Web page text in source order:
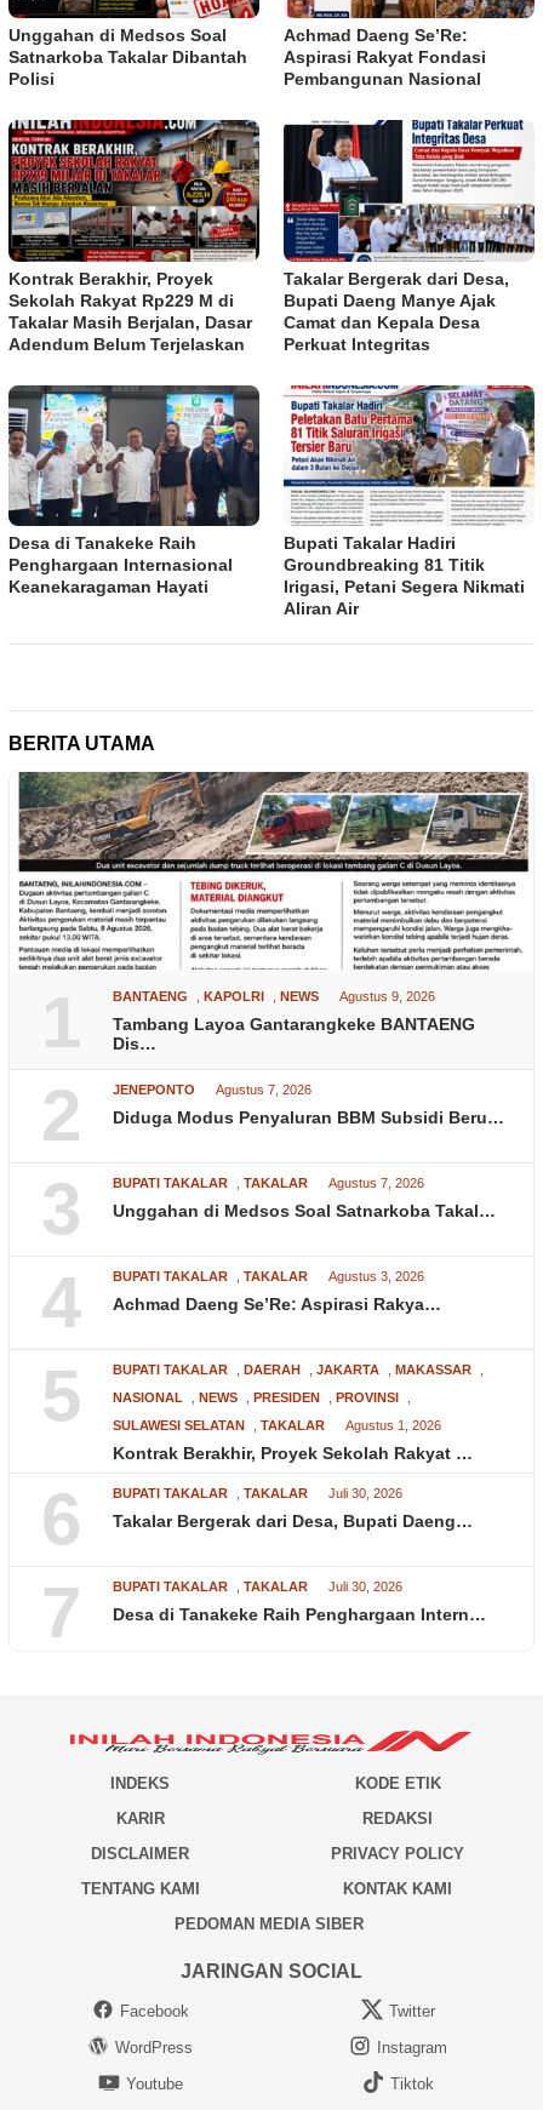
Unggahan di Medsos Soal
Satnarkoba Takalar Dibantah
Polisi
Achmad Daeng Se’Re:
Aspirasi Rakyat Fondasi
Pembangunan Nasional
Kontrak Berakhir, Proyek
Sekolah Rakyat Rp229 M di
Takalar Masih Berjalan, Dasar
Adendum Belum Terjelaskan
Takalar Bergerak dari Desa,
Bupati Daeng Manye Ajak
Camat dan Kepala Desa
Perkuat Integritas
Desa di Tanakeke Raih
Penghargaan Internasional
Keanekaragaman Hayati
Bupati Takalar Hadiri
Groundbreaking 81 Titik
Irigasi, Petani Segera Nikmati
Aliran Air
BERITA UTAMA
1 BANTAENG KAPOLRI NEWS Agustus 9, 2026
Tambang Layoa Gantarangkeke BANTAENG
Dis…
2 JENEPONTO Agustus 7, 2026
Diduga Modus Penyaluran BBM Subsidi Beru…
3 BUPATI TAKALAR TAKALAR Agustus 7, 2026
Unggahan di Medsos Soal Satnarkoba Takal…
4 BUPATI TAKALAR TAKALAR Agustus 3, 2026
Achmad Daeng Se’Re: Aspirasi Rakya…
5 BUPATI TAKALAR DAERAH JAKARTA MAKASSAR
NASIONAL
NEWS PRESIDEN PROVINSI
SULAWESI SELATAN
TAKALAR Agustus 1, 2026
Kontrak Berakhir, Proyek Sekolah Rakyat …
6 BUPATI TAKALAR TAKALAR Juli 30, 2026
Takalar Bergerak dari Desa, Bupati Daeng…
7 BUPATI TAKALAR TAKALAR Juli 30, 2026
Desa di Tanakeke Raih Penghargaan Intern…
INDEKS
KODE ETIK
KARIR
REDAKSI
DISCLAIMER
PRIVACY POLICY
TENTANG KAMI
KONTAK KAMI
PEDOMAN MEDIA SIBER
JARINGAN SOCIAL
Facebook
Twitter
WordPress
Instagram
Youtube
Tiktok